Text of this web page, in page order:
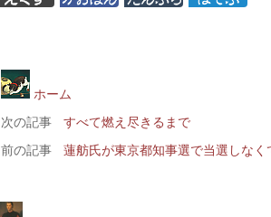
ホーム
次の記事
すべて燃え尽きるまで
前の記事
蓮舫氏が東京都知事選で当選しなく